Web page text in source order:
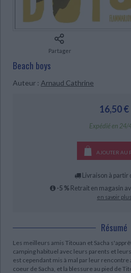
Bibliothèque de la Pléiade
Littérature de voyage
Littérature en version originale
Ecologie - Environnement
Histoire de France
Histoire - Généralités
Danse
Partager
Beach boys
Auteur : Arnaud Cathrine
16,50 €
Expédié en 24/
AJOUTER AU
Livraison à partir
-5 % Retrait en magasin
en savoir plus
Résumé
Les meilleurs amis Titouan et Sacha
camping habituel avec leurs parents et
est cependant mis à mal par leur
coeur de Sacha, et la blessure au pied de